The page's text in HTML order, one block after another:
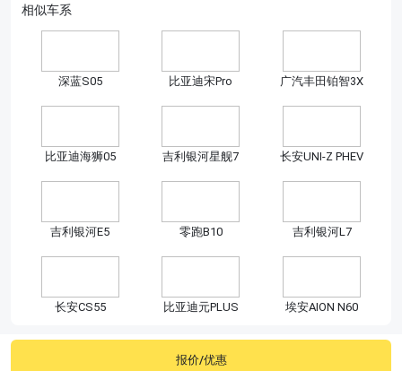
相似车系
深蓝S05 比亚迪宋Pro 广汽丰田铂智3X
比亚迪海狮05 吉利银河星舰7 长安UNI-Z PHEV
吉利银河E5 零跑B10 吉利银河L7
长安CS55 比亚迪元PLUS 埃安AION N60
报价/优惠